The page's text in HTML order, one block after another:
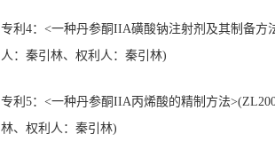
专利 4： <一种丹参酮IIA磺酸钠注射剂及其制备方
人 ：秦引林、 权利人 ：秦引林)
专利 5： <一种丹参酮IIA丙烯酸的精制方法
林、 权利人 ：秦引林)